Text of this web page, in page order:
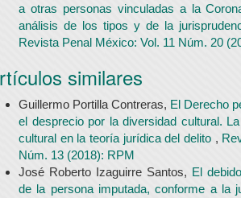
a otras personas vinculadas a la
análisis de los tipos y de la
Revista Penal México: Vol. 11 Núm. 20
similares
Guillermo Portilla Contreras, El Derecho
el desprecio por la diversidad cultural.
cultural en la teoría jurídica del delito ,
Núm. 13 (2018): RPM
José Roberto Izaguirre Santos, El
de la persona imputada, conforme a la